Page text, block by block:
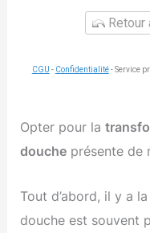
CGU - Confidentialité- Service
Opter pour la
douche présente de
Tout d’abord, il y a
douche est souvent